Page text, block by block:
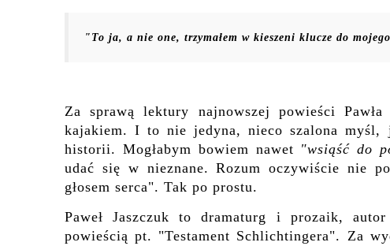
"To ja, a nie one, trzymałem w kieszeni klucze do
Za sprawą lektury najnowszej powieści
kajakiem. I to nie jedyna, nieco szalona myśl,
historii. Mogłabym bowiem nawet "wsiąść do
udać się w nieznane. Rozum oczywiście nie
głosem serca". Tak po prostu.
Paweł Jaszczuk to dramaturg i prozaik,
powieścią pt. "Testament Schlichtingera". Za